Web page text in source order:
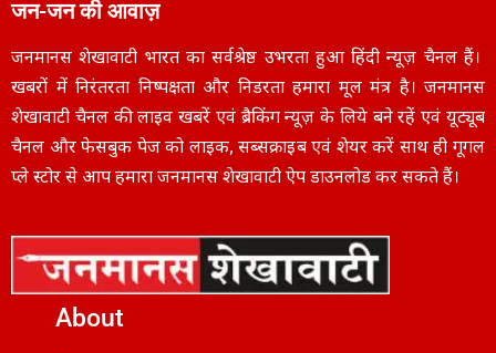
जन-जन की आवाज़
जनमानस शेखावाटी भारत का सर्वश्रेष्ठ उभरता हुआ हिंदी न्यूज़ चैनल हैं।
खबरों में निरंतरता निष्पक्षता और निडरता हमारा मूल मंत्र है। जनमानस
शेखावाटी चैनल की लाइव खबरें एवं ब्रैकिंग न्यूज़ के लिये बने रहें एवं यूट्यूब
चैनल और फेसबुक पेज को लाइक, सब्सक्राइब एवं शेयर करें साथ ही गूगल
प्ले स्टोर से आप हमारा जनमानस शेखावाटी ऐप डाउनलोड कर सकते हैं।
About